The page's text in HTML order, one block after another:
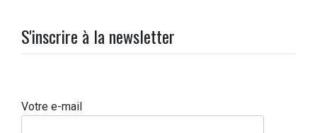
S'inscrire à la newsletter
Votre e-mail